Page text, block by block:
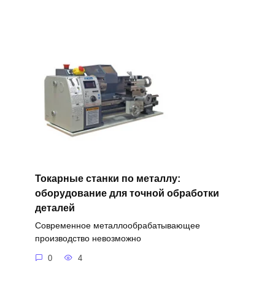
Токарные станки по металлу:
оборудование для точной обработки
деталей
Современное металлообрабатывающее
производство невозможно
0 4